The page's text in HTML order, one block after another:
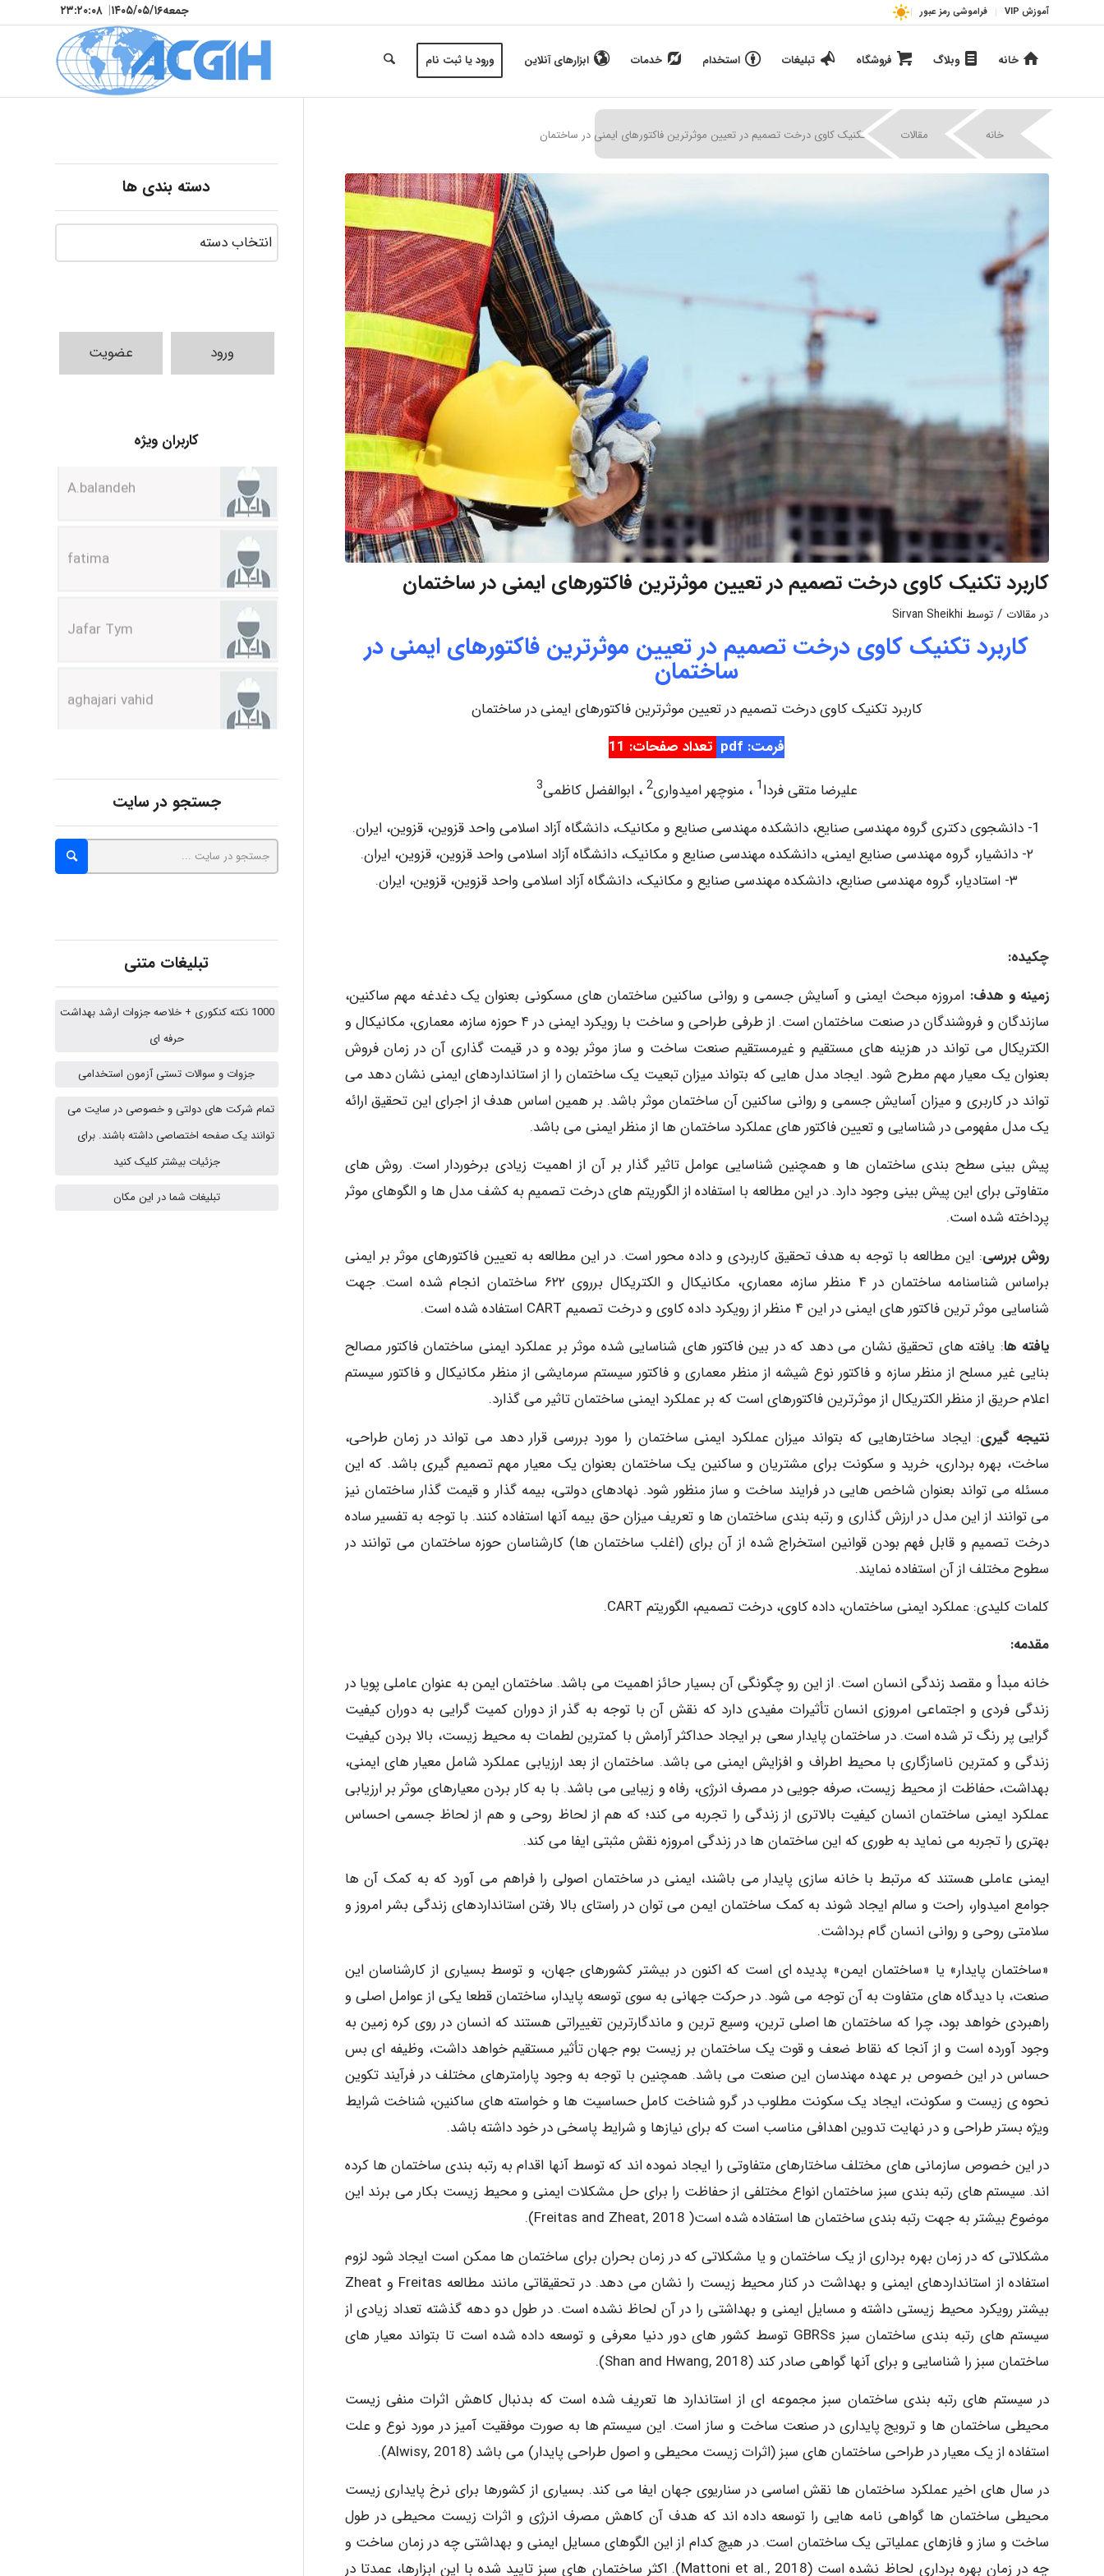
آموزش VIP فراموشی رمز عبور جمعه۱۴۰۵/۰۵/۱۶| ۲۳:۲۰:۰۹
خانه وبلاگ فروشگاه تبلیغات استخدام خدمات ابزارهای آنلاین ورود یا ثبت نام
خانه مقالات |
کاربرد تکنیک کاوی درخت تصمیم در تعیین موثرترین فاکتورهای ایمنی در ساختمان
کاربرد تکنیک کاوی درخت تصمیم در تعیین موثرترین فاکتورهای ایمنی در ساختمان
در مقالات / توسط Sirvan Sheikhi
کاربرد تکنیک کاوی درخت تصمیم در تعیین موثرترین فاکتورهای ایمنی در
ساختمان
کاربرد تکنیک کاوی درخت تصمیم در تعیین موثرترین فاکتورهای ایمنی در ساختمان
فرمت: pdf
تعداد صفحات: 11
علیرضا متقی فردا1 ، منوچهر امیدواری2 ، ابوالفضل کاظمی3
1- دانشجوی دکتری گروه مهندسی صنایع، دانشکده مهندسی صنایع و مکانیک، دانشگاه آزاد اسلامی واحد قزوین، قزوین، ایران.
۲- دانشیار، گروه مهندسی صنایع ایمنی، دانشکده مهندسی صنایع و مکانیک، دانشگاه آزاد اسلامی واحد قزوین، قزوین، ایران.
٣- استادیار، گروه مهندسی صنایع، دانشکده مهندسی صنایع و مکانیک، دانشگاه آزاد اسلامی واحد قزوین، قزوین، ایران.
چکیده:
زمینه و هدف: امروزه مبحث ایمنی و آسایش جسمی و روانی ساکنین ساختمان های مسکونی بعنوان یک دغدغه مهم ساکنین،
سازندگان و فروشندگان در صنعت ساختمان است. از طرفی طراحی و ساخت با رویکرد ایمنی در ۴ حوزه سازه، معماری، مکانیکال و
الکتریکال می تواند در هزینه های مستقیم و غیرمستقیم صنعت ساخت و ساز موثر بوده و در قیمت گذاری آن در زمان فروش
بعنوان یک معیار مهم مطرح شود. ایجاد مدل هایی که بتواند میزان تبعیت یک ساختمان را از استانداردهای ایمنی نشان دهد می
تواند در کاربری و میزان آسایش جسمی و روانی ساکنین آن ساختمان موثر باشد. بر همین اساس هدف از اجرای این تحقیق ارائه
یک مدل مفهومی در شناسایی و تعیین فاکتور های عملکرد ساختمان ها از منظر ایمنی می باشد.
پیش بینی سطح بندی ساختمان ها و همچنین شناسایی عوامل تاثیر گذار بر آن از اهمیت زیادی برخوردار است. روش های
متفاوتی برای این پیش بینی وجود دارد. در این مطالعه با استفاده از الگوریتم های درخت تصمیم به کشف مدل ها و الگوهای موثر
پرداخته شده است.
روش بررسی: این مطالعه با توجه به هدف تحقیق کاربردی و داده محور است. در این مطالعه به تعیین فاکتورهای موثر بر ایمنی
براساس شناسنامه ساختمان در ۴ منظر سازه، معماری، مکانیکال و الکتریکال برروی ۶۲۲ ساختمان انجام شده است. جهت
شناسایی موثر ترین فاکتور های ایمنی در این ۴ منظر از رویکرد داده کاوی و درخت تصمیم CART استفاده شده است.
یافته ها: یافته های تحقیق نشان می دهد که در بین فاکتور های شناسایی شده موثر بر عملکرد ایمنی ساختمان فاکتور مصالح
بنایی غیر مسلح از منظر سازه و فاکتور نوع شیشه از منظر معماری و فاکتور سیستم سرمایشی از منظر مکانیکال و فاکتور سیستم
اعلام حریق از منظر الکتریکال از موثرترین فاکتورهای است که بر عملکرد ایمنی ساختمان تاثیر می گذارد.
نتیجه گیری: ایجاد ساختارهایی که بتواند میزان عملکرد ایمنی ساختمان را مورد بررسی قرار دهد می تواند در زمان طراحی،
ساخت، بهره برداری، خرید و سکونت برای مشتریان و ساکنین یک ساختمان بعنوان یک معیار مهم تصمیم گیری باشد. که این
مسئله می تواند بعنوان شاخص هایی در فرایند ساخت و ساز منظور شود. نهادهای دولتی، بیمه گذار و قیمت گذار ساختمان نیز
می توانند از این مدل در ارزش گذاری و رتبه بندی ساختمان ها و تعریف میزان حق بیمه آنها استفاده کنند. با توجه به تفسیر ساده
درخت تصمیم و قابل فهم بودن قوانین استخراج شده از آن برای (اغلب ساختمان ها) کارشناسان حوزه ساختمان می توانند در
سطوح مختلف از آن استفاده نمایند.
کلمات کلیدی: عملکرد ایمنی ساختمان، داده کاوی، درخت تصمیم، الگوریتم CART.
مقدمه:
خانه مبدأ و مقصد زندگی انسان است. از این رو چگونگی آن بسیار حائز اهمیت می باشد. ساختمان ایمن به عنوان عاملی پویا در
زندگی فردی و اجتماعی امروزی انسان تأثیرات مفیدی دارد که نقش آن با توجه به گذر از دوران کمیت گرایی به دوران کیفیت
گرایی پر رنگ تر شده است. در ساختمان پایدار سعی بر ایجاد حداکثر آرامش با کمترین لطمات به محیط زیست، بالا بردن کیفیت
زندگی و کمترین ناسازگاری با محیط اطراف و افزایش ایمنی می باشد. ساختمان از بعد ارزیابی عملکرد شامل معیار های ایمنی،
بهداشت، حفاظت از محیط زیست، صرفه جویی در مصرف انرژی، رفاه و زیبایی می باشد. با به کار بردن معیارهای موثر بر ارزیابی
عملکرد ایمنی ساختمان انسان کیفیت بالاتری از زندگی را تجربه می کند؛ که هم از لحاظ روحی و هم از لحاظ جسمی احساس
بهتری را تجربه می نماید به طوری که این ساختمان ها در زندگی امروزه نقش مثبتی ایفا می کند.
ایمنی عاملی هستند که مرتبط با خانه سازی پایدار می باشند، ایمنی در ساختمان اصولی را فراهم می آورد که به کمک آن ها
جوامع امیدوار، راحت و سالم ایجاد شوند به کمک ساختمان ایمن می توان در راستای بالا رفتن استانداردهای زندگی بشر امروز و
سلامتی روحی و روانی انسان گام برداشت.
«ساختمان پایدار» یا «ساختمان ایمن» پدیده ای است که اکنون در بیشتر کشورهای جهان، و توسط بسیاری از کارشناسان این
صنعت، با دیدگاه های متفاوت به آن توجه می شود. در حرکت جهانی به سوی توسعه پایدار، ساختمان قطعا یکی از عوامل اصلی و
راهبردی خواهد بود، چرا که ساختمان ها اصلی ترین، وسیع ترین و ماندگارترین تغییراتی هستند که انسان در روی کره زمین به
وجود آورده است و از آنجا که نقاط ضعف و قوت یک ساختمان بر زیست بوم جهان تأثیر مستقیم خواهد داشت، وظیفه ای بس
حساس در این خصوص بر عهده مهندسان این صنعت می باشد. همچنین با توجه به وجود پارامترهای مختلف در فرآیند تکوین
نحوه ی زیست و سکونت، ایجاد یک سکونت مطلوب در گرو شناخت کامل حساسیت ها و خواسته های ساکنین، شناخت شرایط
ویژه بستر طراحی و در نهایت تدوین اهدافی مناسب است که برای نیازها و شرایط پاسخی در خود داشته باشد.
در این خصوص سازمانی های مختلف ساختارهای متفاوتی را ایجاد نموده اند که توسط آنها اقدام به رتبه بندی ساختمان ها کرده
اند. سیستم های رتبه بندی سبز ساختمان انواع مختلفی از حفاظت را برای حل مشکلات ایمنی و محیط زیست بکار می برند این
موضوع بیشتر به جهت رتبه بندی ساختمان ها استفاده شده است( 2018 ,Freitas and Zheat).
مشکلاتی که در زمان بهره برداری از یک ساختمان و یا مشکلاتی که در زمان بحران برای ساختمان ها ممکن است ایجاد شود لزوم
استفاده از استانداردهای ایمنی و بهداشت در کنار محیط زیست را نشان می دهد. در تحقیقاتی مانند مطالعه Freitas و Zheat
بیشتر رویکرد محیط زیستی داشته و مسایل ایمنی و بهداشتی را در آن لحاظ نشده است. در طول دو دهه گذشته تعداد زیادی از
سیستم های رتبه بندی ساختمان سبز GBRSs توسط کشور های دور دنیا معرفی و توسعه داده شده است تا بتواند معیار های
ساختمان سبز را شناسایی و برای آنها گواهی صادر کند (2018 ,Shan and Hwang).
در سیستم های رتبه بندی ساختمان سبز مجموعه ای از استاندارد ها تعریف شده است که بدنبال کاهش اثرات منفی زیست
محیطی ساختمان ها و ترویج پایداری در صنعت ساخت و ساز است. این سیستم ها به صورت موفقیت آمیز در مورد نوع و علت
استفاده از یک معیار در طراحی ساختمان های سبز (اثرات زیست محیطی و اصول طراحی پایدار) می باشد (2018 ,Alwisy).
در سال های اخیر عملکرد ساختمان ها نقش اساسی در سناریوی جهان ایفا می کند. بسیاری از کشورها برای نرخ پایداری زیست
محیطی ساختمان ها گواهی نامه هایی را توسعه داده اند که هدف آن کاهش مصرف انرژی و اثرات زیست محیطی در طول
ساخت و ساز و فازهای عملیاتی یک ساختمان است. در هیچ کدام از این الگوهای مسایل ایمنی و بهداشتی چه در زمان ساخت و
چه در زمان بهره برداری لحاظ نشده است (2018 ,.Mattoni et al). اکثر ساختمان های سبز تایید شده با این ابزارها، عمدتا در
دسته بندی ها
ورود عضویت
کاربران ویژه
fatima
Jafar Tym
aghajari vahid
Poubakhtiari
Alirez0990
hosein abdolvand
emami
A.balandeh
جستجو در سایت
تبلیغات متنی
1000 نکته کنکوری + خلاصه جزوات ارشد بهداشت
حرفه ای
جزوات و سوالات تستی آزمون استخدامی
تمام شرکت های دولتی و خصوصی در سایت می
توانند یک صفحه اختصاصی داشته باشند. برای
جزئیات بیشتر کلیک کنید
تبلیغات شما در این مکان